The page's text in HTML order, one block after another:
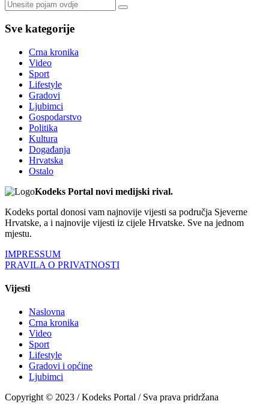
Sve kategorije
Crna kronika
Video
Sport
Lifestyle
Gradovi
Ljubimci
Gospodarstvo
Politika
Kultura
Događanja
Hrvatska
Ostalo
Kodeks Portal novi medijski rival.
Kodeks portal donosi vam najnovije vijesti sa područja Sjeverne
Hrvatske, a i najnovije vijesti iz cijele Hrvatske. Sve na jednom
mjestu.
IMPRESSUM
PRAVILA O PRIVATNOSTI
Vijesti
Naslovna
Crna kronika
Video
Sport
Lifestyle
Gradovi i općine
Ljubimci
Copyright © 2023 / Kodeks Portal / Sva prava pridržana